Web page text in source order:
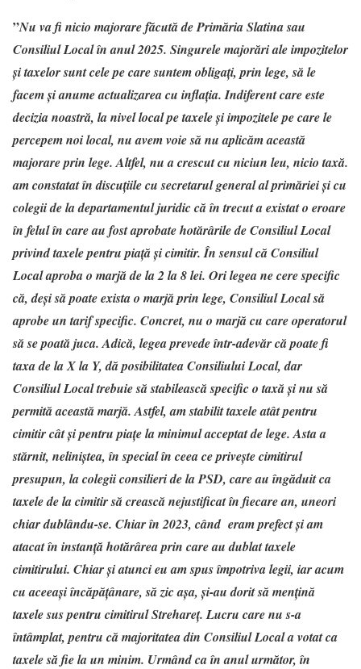
”Nu va fi nicio majorare făcută de Primăria Slatina sau
Consiliul Local în anul 2025. Singurele majorări ale impozitelor
şi taxelor sunt cele pe care suntem obligaţi, prin lege, să le
facem şi anume actualizarea cu inflaţia. Indiferent care este
decizia noastră, la nivel local pe taxele şi impozitele pe care le
percepem noi local, nu avem voie să nu aplicăm această
majorare prin lege. Altfel, nu a crescut cu niciun leu, nicio taxă.
am constatat în discuțiile cu secretarul general al primăriei și cu
colegii de la departamentul juridic că în trecut a existat o eroare
în felul în care au fost aprobate hotărârile de Consiliul Local
privind taxele pentru piață și cimitir. În sensul că Consiliul
Local aproba o marjă de la 2 la 8 lei. Ori legea ne cere specific
că, deși să poate exista o marjă prin lege, Consiliul Local să
aprobe un tarif specific. Concret, nu o marjă cu care operatorul
să se poată juca. Adică, legea prevede într-adevăr că poate fi
taxa de la X la Y, dă posibilitatea Consiliului Local, dar
Consiliul Local trebuie să stabilească specific o taxă și nu să
permită această marjă. Astfel, am stabilit taxele atât pentru
cimitir cât și pentru piațe la minimul acceptat de lege. Asta a
stărnit, neliniștea, în special în ceea ce privește cimitirul
presupun, la colegii consilieri de la PSD, care au îngăduit ca
taxele de la cimitir să crească nejustificat în fiecare an, uneori
chiar dublându-se. Chiar în 2023, când eram prefect și am
atacat în instanță hotărârea prin care au dublat taxele
cimitirului. Chiar și atunci eu am spus împotriva legii, iar acum
cu aceeași încăpățânare, să zic așa, și-au dorit să mențină
taxele sus pentru cimitirul Strehareț. Lucru care nu s-a
întâmplat, pentru că majoritatea din Consiliul Local a votat ca
taxele să fie la un minim. Urmând ca în anul următor, în